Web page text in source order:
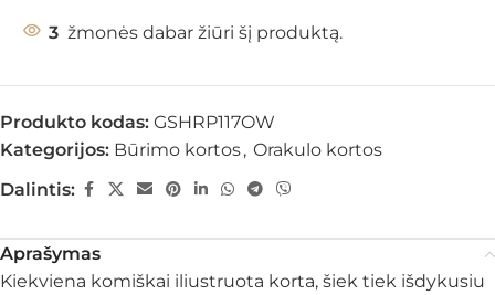
3 žmonės dabar žiūri šį produktą.
Produkto kodas: GSHRP117OW
Kategorijos: Būrimo kortos, Orakulo kortos
Dalintis:
Aprašymas
Kiekviena komiškai iliustruota korta, šiek tiek išdykusiu